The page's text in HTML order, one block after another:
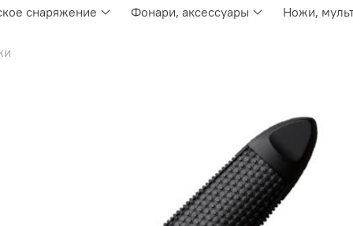
снаряжение Фонари, аксессуары Ножи,